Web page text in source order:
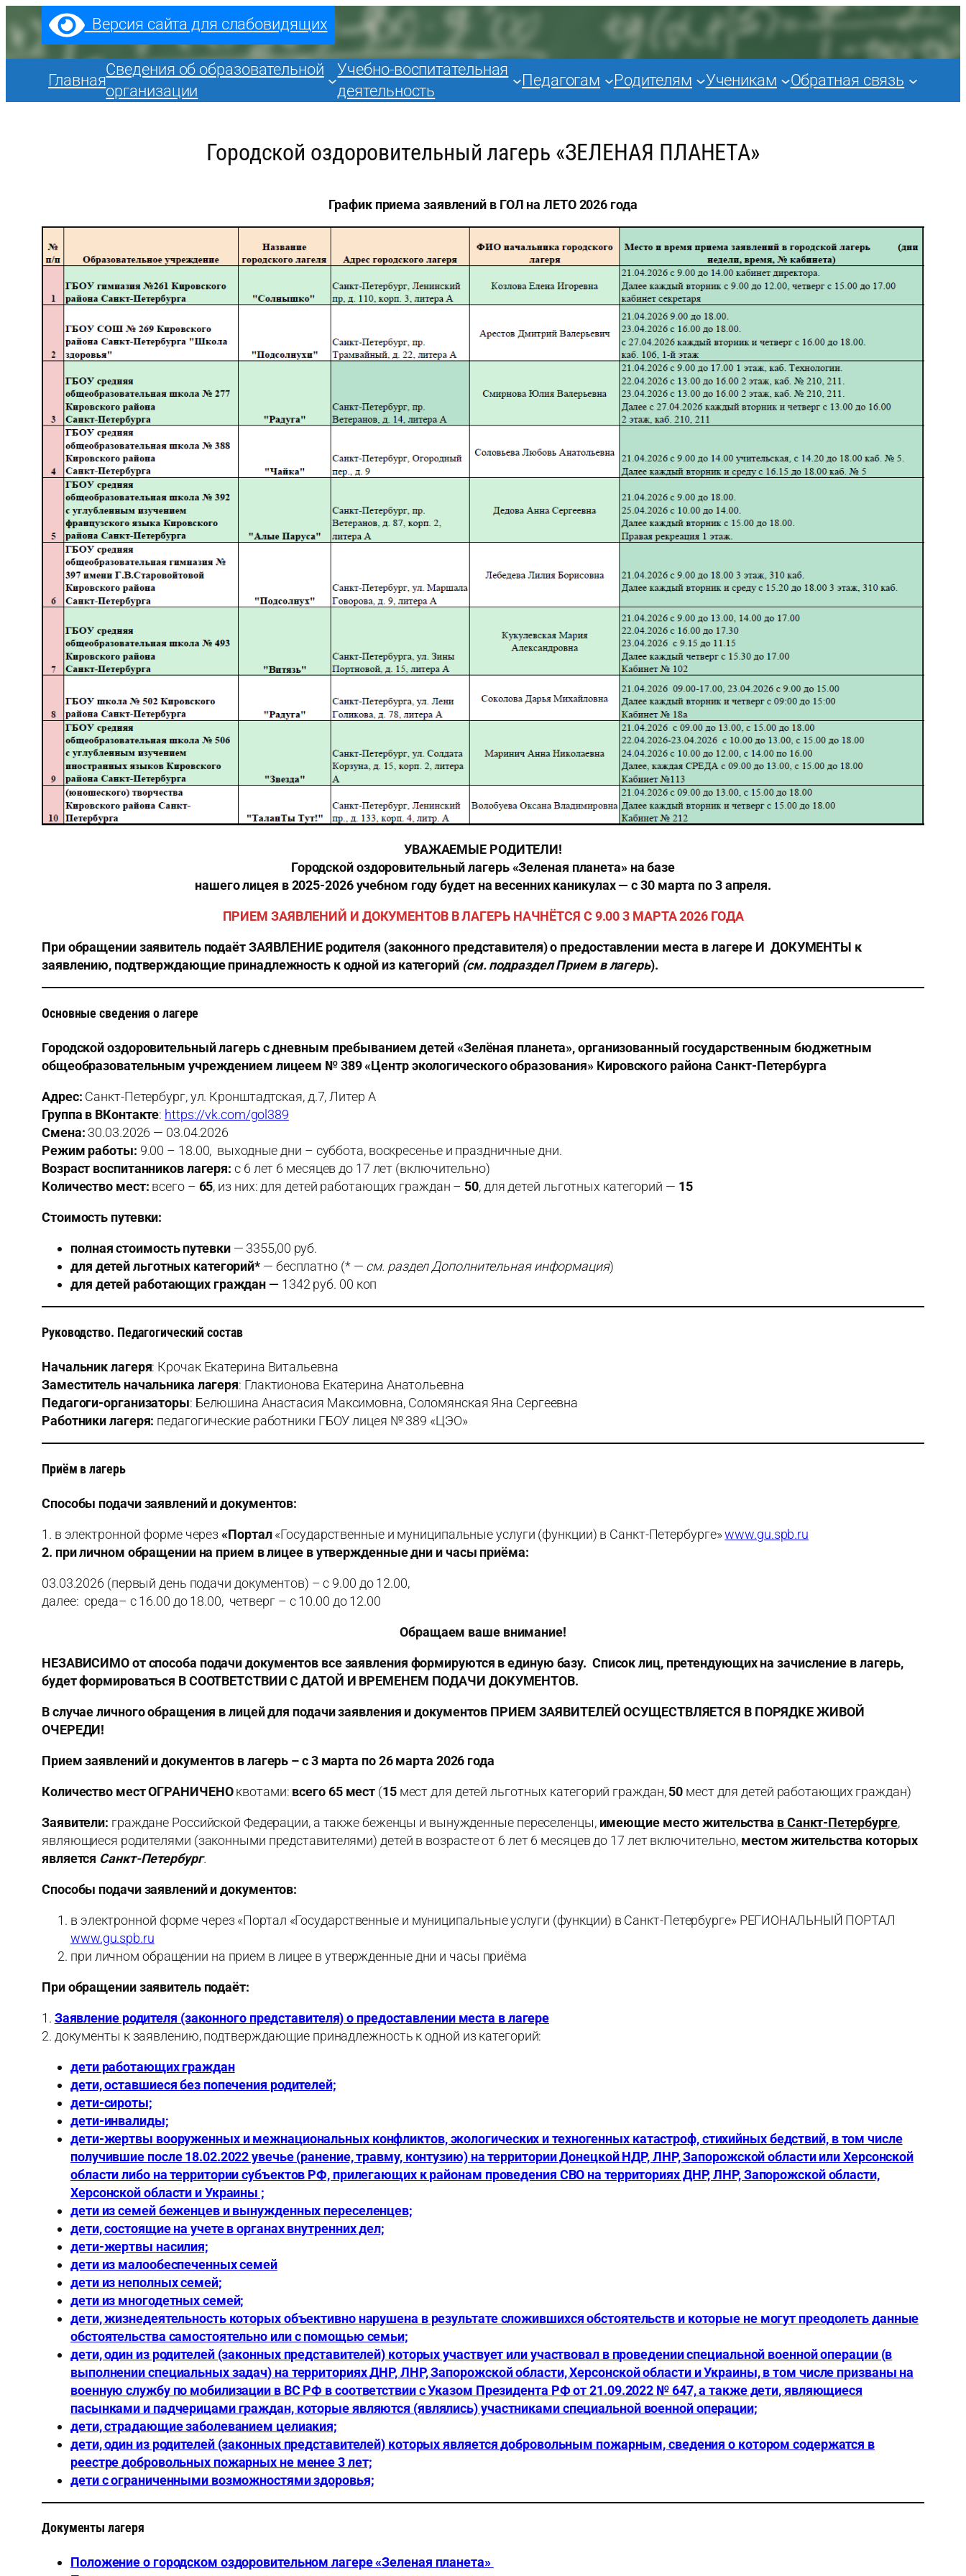
Перейти
содержимому
Версия сайта для слабовидящих
Главная
Сведения об образовательной
организации
Учебно-воспитательная
деятельность
Педагогам Родителям Ученикам Обратная связь
Городской оздоровительный лагерь «ЗЕЛЕНАЯ ПЛАНЕТА»
График приема заявлений в ГОЛ на ЛЕТО 2026 года
УВАЖАЕМЫЕ РОДИТЕЛИ!
Городской оздоровительный лагерь «Зеленая планета» на базе
нашего лицея в 2025-2026 учебном году будет на весенних каникулах —с 30 марта по 3 апреля.
ПРИЕМ ЗАЯВЛЕНИЙ И ДОКУМЕНТОВ В ЛАГЕРЬ НАЧНЁТСЯ С 9.00 3 МАРТА 2026 ГОДА
При обращении заявитель подаёт ЗАЯВЛЕНИЕ родителя (законного представителя) о предоставлении места в лагере И ДОКУМЕНТЫ к
заявлению, подтверждающие принадлежность к одной из категорий (см. подраздел Прием в лагерь).
Основные сведения о лагере
Городской оздоровительный лагерь с дневным пребыванием детей «Зелёная планета», организованный государственным бюджетным
общеобразовательным учреждением лицеем № 389 «Центр экологического образования» Кировского района Санкт-Петербурга
Адрес: Санкт-Петербург, ул. Кронштадтская, д.7, Литер А
Группа в ВКонтакте: https://vk.com/gol389
Смена: 30.03.2026 — 03.04.2026
Режим работы: 9.00 – 18.00, выходные дни – суббота, воскресенье и праздничные дни.
Возраст воспитанников лагеря: с 6 лет 6 месяцев до 17 лет (включительно)
Количество мест: всего – 65, из них: для детей работающих граждан – 50, для детей льготных категорий — 15
Стоимость путевки:
полная стоимость путевки— 3355,00 руб.
для детей льготных категорий* — бесплатно (* — см. раздел Дополнительная информация)
для детей работающих граждан — 1342 руб. 00 коп
Руководство. Педагогический состав
Начальник лагеря: Крочак Екатерина Витальевна
Заместитель начальника лагеря: Глактионова Екатерина Анатольевна
Педагоги-организаторы: Белюшина Анастасия Максимовна, Соломянская Яна Сергеевна
Работники лагеря: педагогические работники ГБОУ лицея № 389 «ЦЭО»
Приём в лагерь
Способы подачи заявлений и документов:
1. в электронной форме через«Портал«Государственные и муниципальные услуги (функции) в Санкт-Петербурге»www.gu.spb.ru
2. при личном обращении на прием в лицее в утвержденные дни и часы приёма:
03.03.2026 (первый день подачи документов) – с 9.00 до 12.00,
далее: среда– с 16.00 до 18.00, четверг – с 10.00 до 12.00
Обращаем ваше внимание!
НЕЗАВИСИМО от способа подачи документов все заявления формируются в единую базу. Список лиц, претендующих на зачисление в лагерь,
будет формироваться В СООТВЕТСТВИИ С ДАТОЙ И ВРЕМЕНЕМ ПОДАЧИ ДОКУМЕНТОВ.
В случае личного обращения в лицей для подачи заявления и документов ПРИЕМ ЗАЯВИТЕЛЕЙ ОСУЩЕСТВЛЯЕТСЯ В ПОРЯДКЕ ЖИВОЙ
ОЧЕРЕДИ!
Прием заявлений и документов в лагерь – с 3 марта по 26 марта 2026 года
Количество местОГРАНИЧЕНОквотами: всего 65 мест (15мест для детей льготных категорий граждан,50 мест для детей работающих граждан)
Заявители: граждане Российской Федерации, а также беженцы и вынужденные переселенцы, имеющие место жительства в Санкт-Петербурге,
являющиеся родителями (законными представителями) детей в возрасте от 6 лет 6 месяцев до 17 лет включительно, местом жительства которых
является Санкт-Петербург.
Способы подачи заявлений и документов:
в электронной форме через «Портал «Государственные и муниципальные услуги (функции) в Санкт-Петербурге» РЕГИОНАЛЬНЫЙ ПОРТАЛ
www.gu.spb.ru
при личном обращении на прием в лицее в утвержденные дни и часы приёма
При обращении заявитель подаёт:
1. Заявление родителя (законного представителя) о предоставлении места в лагере
2. документы к заявлению, подтверждающие принадлежность к одной из категорий:
дети работающих граждан
дети, оставшиеся без попечения родителей;
дети-сироты;
дети-инвалиды;
дети-жертвы вооруженных и межнациональных конфликтов, экологических и техногенных катастроф, стихийных бедствий, в том числе
получившие после 18.02.2022 увечье (ранение, травму, контузию) на территории Донецкой НДР, ЛНР, Запорожской области или Херсонской
области либо на территории субъектов РФ, прилегающих к районам проведения СВО на территориях ДНР, ЛНР, Запорожской области,
Херсонской области и Украины ;
дети из семей беженцев и вынужденных переселенцев;
дети, состоящие на учете в органах внутренних дел;
дети-жертвы насилия;
дети из малообеспеченных семей
дети из неполных семей;
дети из многодетных семей;
дети, жизнедеятельность которых объективно нарушена в результате сложившихся обстоятельств и которые не могут преодолеть данные
обстоятельства самостоятельно или с помощью семьи;
дети, один из родителей (законных представителей) которых участвует или участвовал в проведении специальной военной операции (в
выполнении специальных задач) на территориях ДНР, ЛНР, Запорожской области, Херсонской области и Украины, в том числе призваны на
военную службу по мобилизации в ВС РФ в соответствии с Указом Президента РФ от 21.09.2022 № 647, а также дети, являющиеся
пасынками и падчерицами граждан, которые являются (являлись) участниками специальной военной операции;
дети, страдающие заболеванием целиакия;
дети, один из родителей (законных представителей) которых является добровольным пожарным, сведения о котором содержатся в
реестре добровольных пожарных не менее 3 лет;
дети с ограниченными возможностями здоровья;
Документы лагеря
Положение о городском оздоровительном лагере «Зеленая планета»